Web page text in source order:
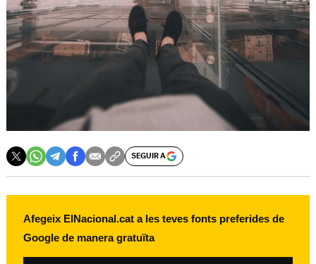
SEGUIR A
Afegeix ElNacional.cat a les teves fonts preferides de
Google de manera gratuïta